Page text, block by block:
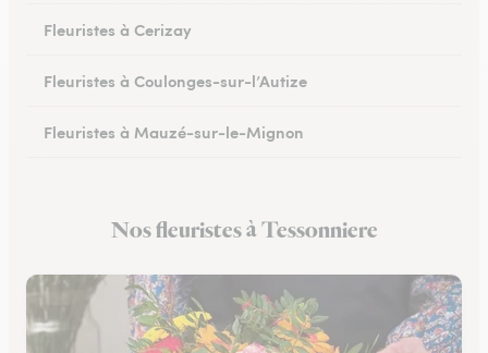
Fleuristes à Cerizay
Fleuristes à Coulonges-sur-l’Autize
Fleuristes à Mauzé-sur-le-Mignon
Fleuristes à Celles-sur-Belle
Nos fleuristes à Tessonniere